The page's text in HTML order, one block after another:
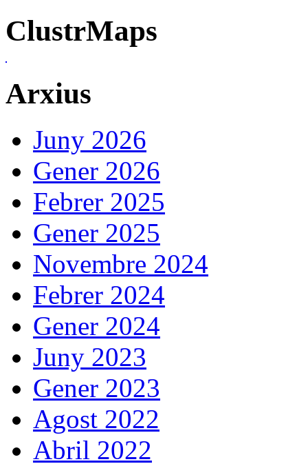
ClustrMaps
Arxius
Juny 2026
Gener 2026
Febrer 2025
Gener 2025
Novembre 2024
Febrer 2024
Gener 2024
Juny 2023
Gener 2023
Agost 2022
Abril 2022